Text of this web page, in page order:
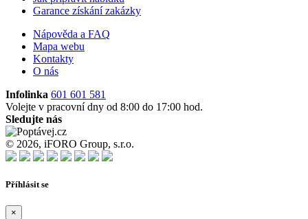
Garance získání zakázky
Nápověda a FAQ
Mapa webu
Kontakty
O nás
Infolinka 601 601 581
Volejte v pracovní dny od 8:00 do 17:00 hod.
Sledujte nás
© 2026, iFORO Group, s.r.o.
Příhlásit se
×